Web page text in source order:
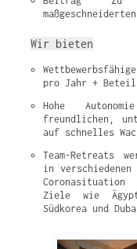
Wir bieten
pro Jahr +
Hohe
freundlichen,
auf schnelles
Team-Retreats
in verschiedenen
Ziele wie
Südkorea und